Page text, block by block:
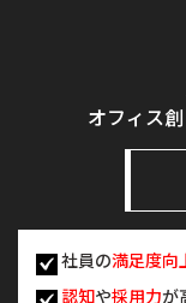
オフィス
社員の満足度向
認知や採用力が